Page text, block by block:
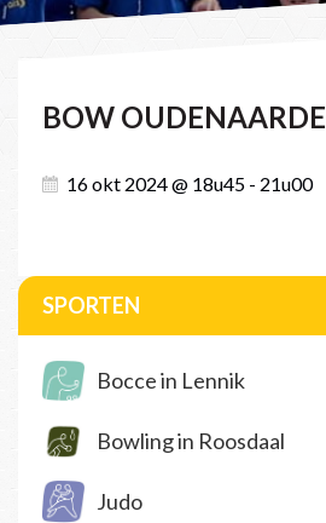
BOW OUDENAARDE
16 okt 2024 @ 18u45 - 21u00
SPORTEN
Bocce in Lennik
Bowling in Roosdaal
Judo